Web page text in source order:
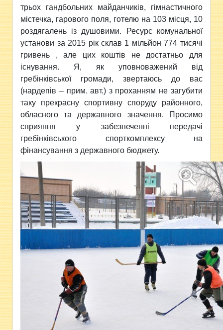
трьох гандбольних майданчиків, гімнастичного
містечка, гарового поля, готелю на 103 місця, 10
роздягалень із душовими. Ресурс комунальної
установи за 2015 рік склав 1 мільйон 774 тисячі
гривень , але цих коштів не достатньо для
існування. Я, як уповноважений від
гребінківської громади, звертаюсь до вас
(нардепів – прим. авт.) з проханням не загубити
таку прекрасну спортивну споруду районного,
обласного та державного значення. Просимо
сприяння у забезпеченні передачі
гребінківського спорткомплексу на
фінансування з державного бюджету.